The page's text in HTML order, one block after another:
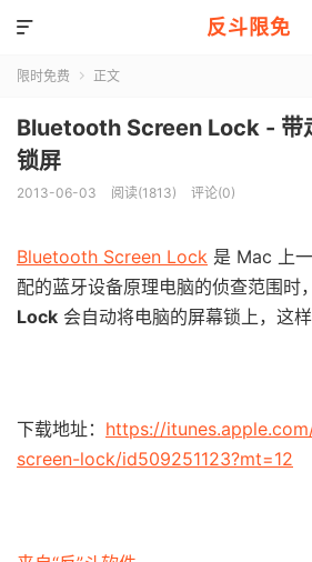
反斗限免

限时免费  正文
Bluetooth Screen Lock - 带
锁屏
2013-06-03 阅读(1813) 评论(0)
Bluetooth Screen Lock 是 Mac 上
配的蓝牙设备原理电脑的侦查范围时，
Lock 会自动将电脑的屏幕锁上，这
下载地址： https://
screen-lock/id509251123?mt=12